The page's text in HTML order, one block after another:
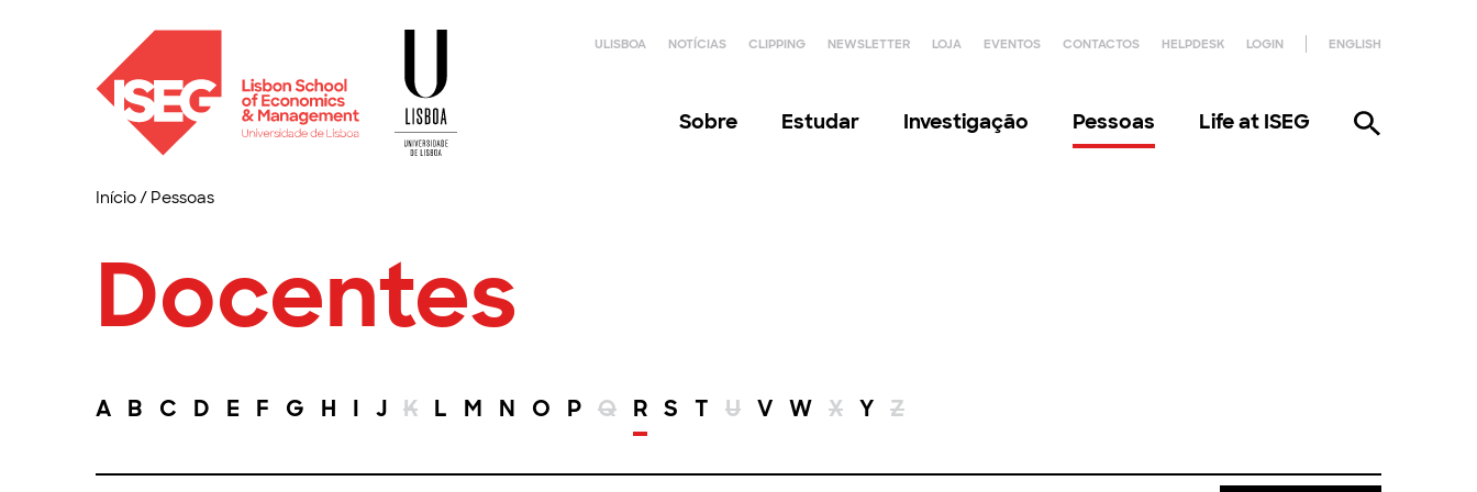
ULISBOA NOTÍCIAS CLIPPING NEWSLETTER LOJA EVENTOS CONTACTOS HELPDESK LOGIN ENGLISH
Sobre Estudar Investigação Pessoas Life at ISEG
Início/ Pessoas
Docentes
A B C D E F G H I J K L M N O P Q R S T U V W X Y Z